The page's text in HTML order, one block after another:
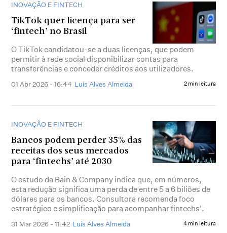
INOVAÇÃO E FINTECH
TikTok quer licença para ser
‘fintech’ no Brasil
O TikTok candidatou-se a duas licenças, que podem
permitir à rede social disponibilizar contas para
transferências e conceder créditos aos utilizadores.
01 Abr 2026 - 16:44 Luís Alves Almeida 2 min leitura
INOVAÇÃO E FINTECH
Bancos podem perder 35% das
receitas dos seus mercados
para ‘fintechs’ até 2030
O estudo da Bain & Company indica que, em números,
esta redução significa uma perda de entre 5 a 6 biliões de
dólares para os bancos. Consultora recomenda foco
estratégico e simplificação para acompanhar fintechs'.
31 Mar 2026 - 11:42 Luís Alves Almeida 4 min leitura